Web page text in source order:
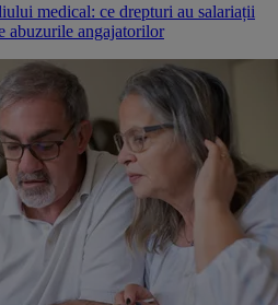
medical: ce drepturi au salariații
abuzurile angajatorilor